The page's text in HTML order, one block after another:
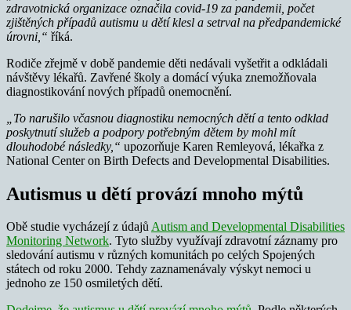
zdravotnická organizace označila covid-19 za pandemii, počet
zjištěných případů autismu u dětí klesl a setrval na předpandemické
úrovni,“ říká.
Rodiče zřejmě v době pandemie děti nedávali vyšetřit a odkládali
návštěvy lékařů. Zavřené školy a domácí výuka znemožňovala
diagnostikování nových případů onemocnění.
„To narušilo včasnou diagnostiku nemocných dětí a tento odklad
poskytnutí služeb a podpory potřebným dětem by mohl mít
dlouhodobé následky,“ upozorňuje Karen Remleyová, lékařka z
National Center on Birth Defects and Developmental Disabilities.
Autismus u dětí provází mnoho mýtů
Obě studie vycházejí z údajůAutism and Developmental Disabilities
Monitoring Network. Tyto služby využívají zdravotní záznamy pro
sledování autismu v různých komunitách po celých Spojených
státech od roku 2000. Tehdy zaznamenávaly výskyt nemoci u
jednoho ze 150 osmiletých dětí.